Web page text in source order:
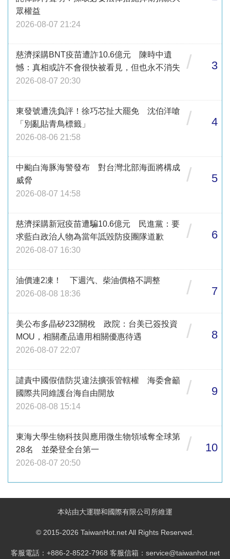
眾權益
2026-08-07 21:24
慈濟採購BNT疫苗遭詐10.6億元 陳時中遺
憾：真相或許不會很快被看見，但也永不消失
2026-08-07 20:30
/ 3
東發號遭洗負評！徐巧芯扯大罷免 沈伯洋嗆
「別亂貼青鳥標籤」
2026-08-06 21:58
/ 4
中颱白海豚海警發布 對台灣北部海面將構成
威脅
2026-08-07 14:58
/ 5
慈濟採購新冠疫苗遭騙10.6億元 民進黨：要
求藍白政治人物為當年詆毀防疫團隊道歉
2026-08-07 16:30
/ 6
油價連2凍！ 下週汽、柴油價格不調整
2026-08-08 18:36
/ 7
美公布多晶矽232關稅 政院：台美已簽投資
MOU，相關產品適用相關優惠待遇
2026-08-07 22:07
/ 8
譴責中國假借防災違法擴張管轄權 海委會籲
國際共同維護台海自由開放
2026-08-08 15:14
/ 9
東海大學生物科技與應用微生物領域奪全球第
28名 並榮登全台第一
2026-08-07 20:50
/ 10
本站由大運聯和國際有限公司所維運
© 2015-2026 TaiwanHot.net All Rights Reserved.
客服電話：+886-2-8522-7968 客服信箱：service@taiwanhot.net